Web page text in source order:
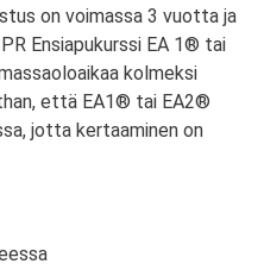
on voimassa 3 vuotta ja
Ensiapukurssi EA 1® tai
kolmeksi
että EA1® tai EA2®
jotta kertaaminen on